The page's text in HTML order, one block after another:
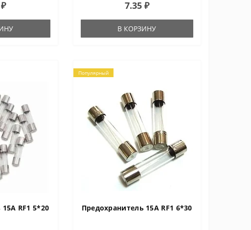
7.35 ₽
В КОРЗИНУ
RF1 5*20
Популярный
Предохранитель 15A RF1 6*30